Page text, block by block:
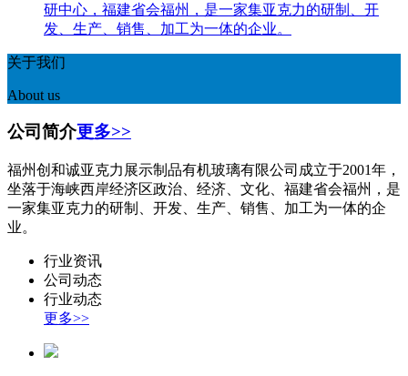
研中心，福建省会福州，是一家集亚克力的研制、开
发、生产、销售、加工为一体的企业。
关于我们
About us
公司简介更多>>
福州创和诚亚克力展示制品有机玻璃有限公司成立于2001年，
坐落于海峡西岸经济区政治、经济、文化、福建省会福州，是
一家集亚克力的研制、开发、生产、销售、加工为一体的企
业。
行业资讯
公司动态
行业动态
更多>>